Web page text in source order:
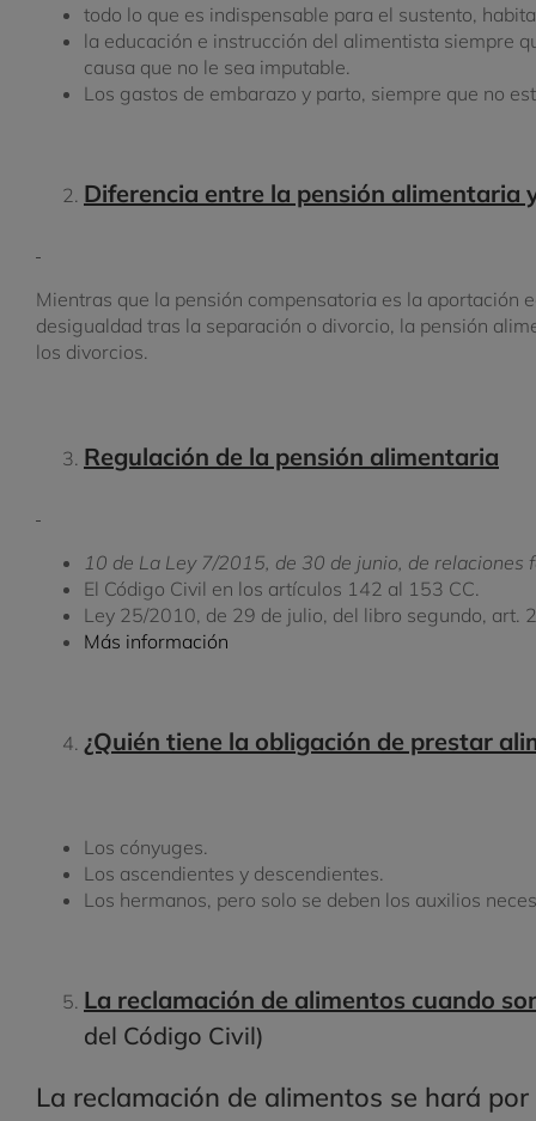
todo lo que es indispensable para el sustento,
la educación e instrucción del alimentista siempre
causa que no le sea imputable.
Los gastos de embarazo y parto, siempre que no
Diferencia entre la pensión alimentaria
Mientras que la pensión compensatoria es la aportación
desigualdad tras la separación o divorcio, la pensión
los divorcios.
Regulación de la pensión alimentaria
10 de La Ley 7/2015, de 30 de junio, de
El Código Civil en los artículos 142 al 153 CC.
Ley 25/2010, de 29 de julio, del libro segundo, art.
Más información
¿Quién tiene la obligación de prestar
Los cónyuges.
Los ascendientes y descendientes.
Los hermanos, pero solo se deben los auxilios
La reclamación de alimentos cuando
del Código Civil)
La reclamación de alimentos se hará